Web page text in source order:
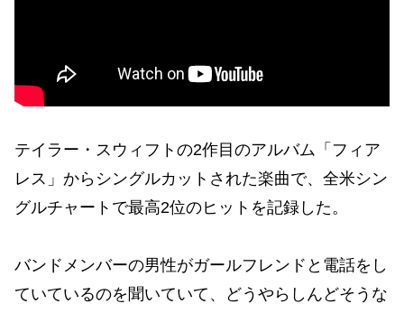
テイラー・スウィフトの2作目のアルバム「フィア
レス」からシングルカットされた楽曲で、全米シン
グルチャートで最高2位のヒットを記録した。
バンドメンバーの男性がガールフレンドと電話をし
ていているのを聞いていて、どうやらしんどそうな